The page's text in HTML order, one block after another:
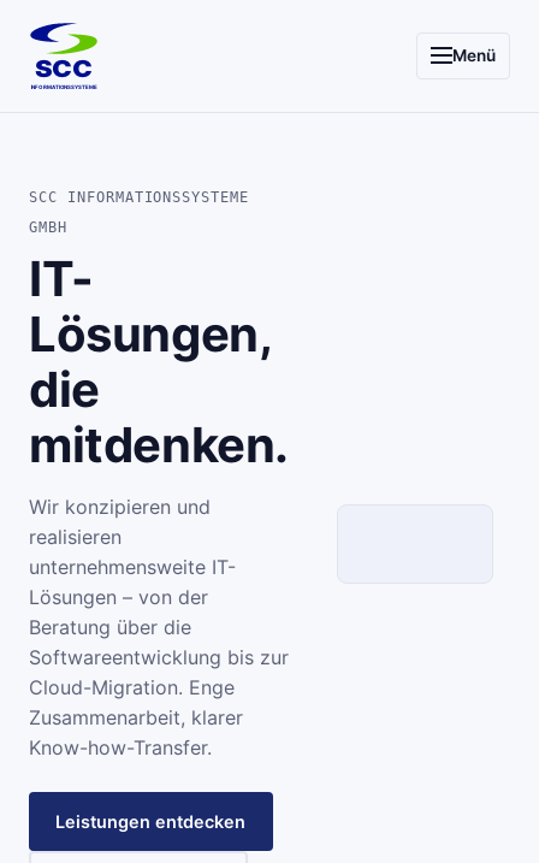
SCC
INFORMATIONSSYSTEME
Menü
SCC INFORMATIONSSYSTEME
GMBH
IT-
Lösungen,
die
mitdenken.
Wir konzipieren und
realisieren
unternehmensweite IT-
Lösungen – von der
Beratung über die
Softwareentwicklung bis zur
Cloud-Migration. Enge
Zusammenarbeit, klarer
Know-how-Transfer.
Leistungen entdecken